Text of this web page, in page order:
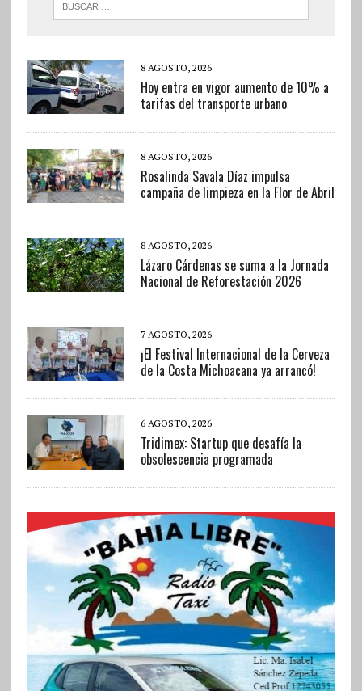
8 AGOSTO, 2026
Hoy entra en vigor aumento de 10% a
tarifas del transporte urbano
8 AGOSTO, 2026
Rosalinda Savala Díaz impulsa
campaña de limpieza en la Flor de Abril
8 AGOSTO, 2026
Lázaro Cárdenas se suma a la Jornada
Nacional de Reforestación 2026
7 AGOSTO, 2026
¡El Festival Internacional de la Cerveza
de la Costa Michoacana ya arrancó!
6 AGOSTO, 2026
Tridimex: Startup que desafía la
obsolescencia programada